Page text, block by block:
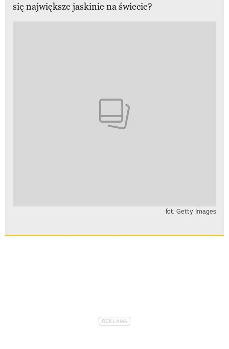
się największe jaskinie na świecie?
fot. Getty Images